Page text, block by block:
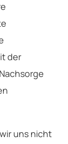
der
uns nicht